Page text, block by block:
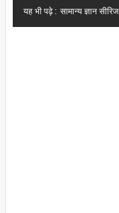
यह भी पढ़े : सामान्य ज्ञान